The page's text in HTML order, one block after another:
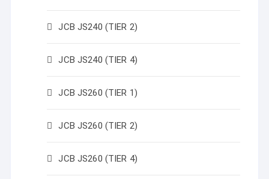
JCB JS240 (TIER 2)
JCB JS240 (TIER 4)
JCB JS260 (TIER 1)
JCB JS260 (TIER 2)
JCB JS260 (TIER 4)